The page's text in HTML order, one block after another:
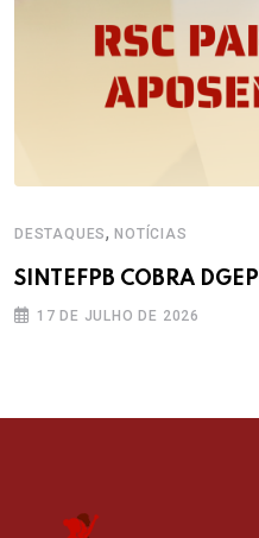
DESTAQUES,NOTÍCIAS
SINTEFPB COBRA DGEP
17 DE JULHO DE 2026